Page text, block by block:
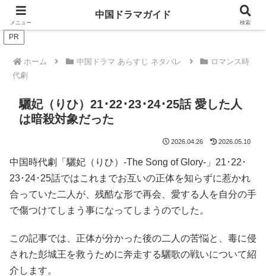
ドラマは歴史を知るともっと面白い！
PR
ホーム 中国ドラマ あらすじ ネタバレ
ロマンス時
代劇
驪妃（りひ）21･22･23･24･25話 愛した人
は暗殺対象だった
2026.04.26 2026.05.10
中国時代劇「驪妃（りひ）-The Song of Glory-」21･22･
23･24･25話ではこれまでお互いの正体を知らずに惹かれ
合っていた二人が、残酷な形で再会、愛する人を自分の手
で傷つけてしまう事になってしまうのでした。
この記事では、正体が分かった後の二人の苦悩と、毒に侵
された彭城王を救うために奔走する驪歌の戦いについて紹
介します。
メニュー
中国ドラマガイド
検索